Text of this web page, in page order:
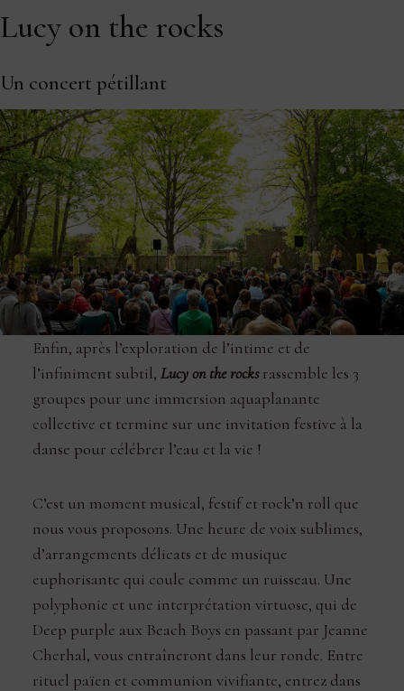
Lucy on the rocks
Un concert pétillant
Enfin, après l’exploration de l’intime et de
l’infiniment subtil, Lucy on the rocksrassemble les 3
groupes pour une immersion aquaplanante
collective et termine sur une invitation festive à la
danse pour célébrer l’eau et la vie !
C’est un moment musical, festif et rock’n roll que
nous vous proposons. Une heure de voix sublimes,
d’arrangements délicats et de musique
euphorisante qui coule comme un ruisseau. Une
polyphonie et une interprétation virtuose, qui de
Deep purple aux Beach Boys en passant par Jeanne
Cherhal, vous entraîneront dans leur ronde. Entre
rituel païen et communion vivifiante, entrez dans